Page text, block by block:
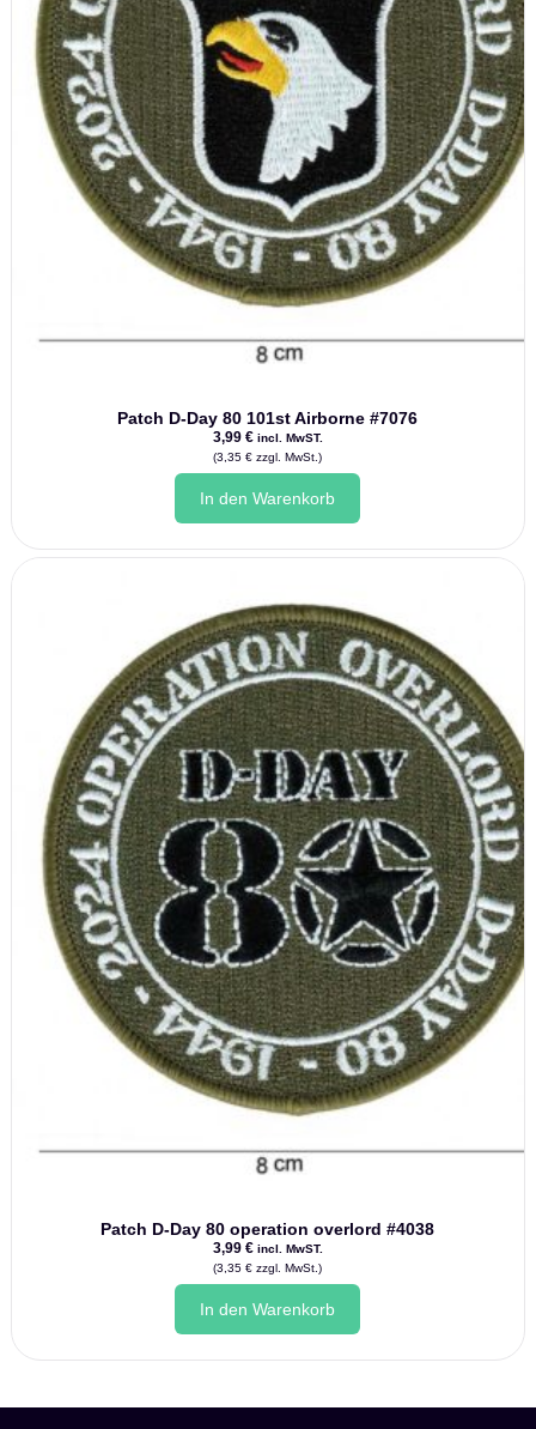
Patch D-Day 80 101st Airborne #7076
3,99 € incl. MwST.
(3,35€ zzgl. MwSt.)
In den Warenkorb
Patch D-Day 80 operation overlord #4038
3,99 € incl. MwST.
(3,35€ zzgl. MwSt.)
In den Warenkorb